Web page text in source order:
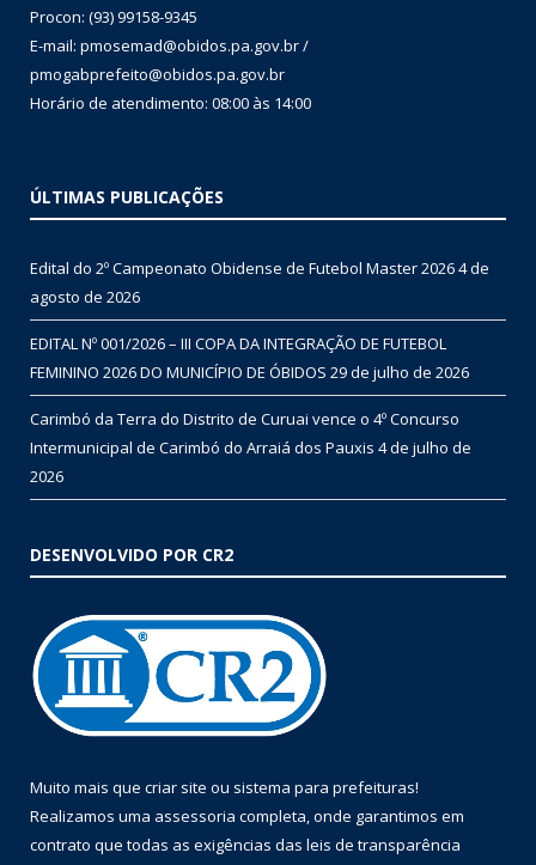
Procon: (93) 99158-9345
E-mail: pmosemad@obidos.pa.gov.br /
pmogabprefeito@obidos.pa.gov.br
Horário de atendimento: 08:00 às 14:00
ÚLTIMAS PUBLICAÇÕES
Edital do 2º Campeonato Obidense de Futebol Master 20264 de
agosto de 2026
EDITAL Nº 001/2026 – III COPA DA INTEGRAÇÃO DE FUTEBOL
FEMININO 2026 DO MUNICÍPIO DE ÓBIDOS 29 de julho de 2026
Carimbó da Terra do Distrito de Curuai vence o 4º Concurso
Intermunicipal de Carimbó do Arraiá dos Pauxis 4 de julho de
2026
DESENVOLVIDO POR CR2
Muito mais que criar site ou sistema para prefeituras!
Realizamos uma assessoria completa, onde garantimos em
contrato que todas as exigências das leis de transparência